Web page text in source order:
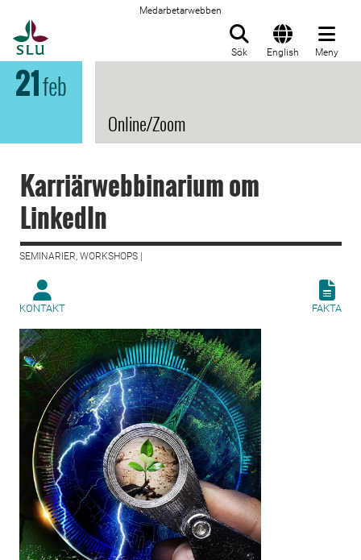
Medarbetarwebben
Sök English Meny
21feb
Online/Zoom
Karriärwebbinarium om
LinkedIn
SEMINARIER, WORKSHOPS |
KONTAKT FAKTA